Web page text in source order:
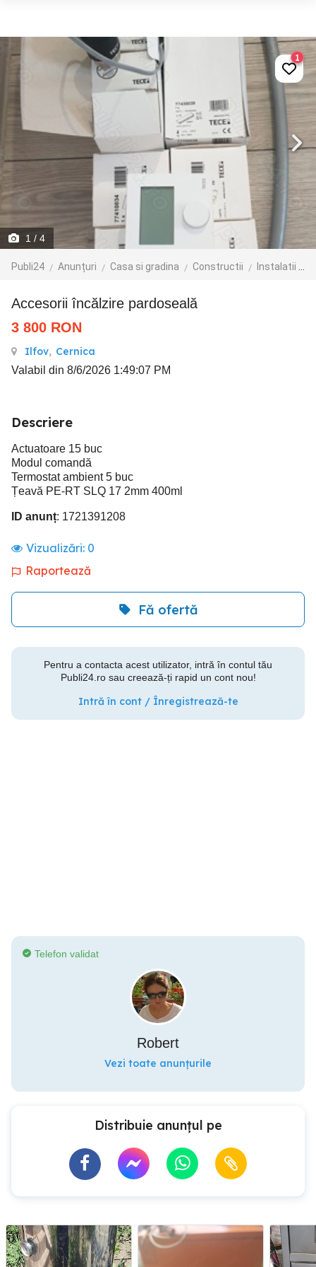
1 / 4
Publi24 Anunțuri Casa si gradina Constructii Instalatii de incalzire
1
Accesorii încălzire pardoseală
3 800 RON
Ilfov, Cernica
Valabil din 8/6/2026 1:49:07 PM
Descriere
Actuatoare 15 buc
Modul comandă
Termostat ambient 5 buc
Țeavă PE-RT SLQ 17 2mm 400ml
ID anunț: 1721391208
Vizualizări: 0
Raportează
Fă ofertă
Pentru a contacta acest utilizator, intră în contul tău
Publi24.ro sau creează-ți rapid un cont nou!
Intră în cont / Înregistrează-te
Telefon validat
Robert
Vezi toate anunțurile
Distribuie anunțul pe